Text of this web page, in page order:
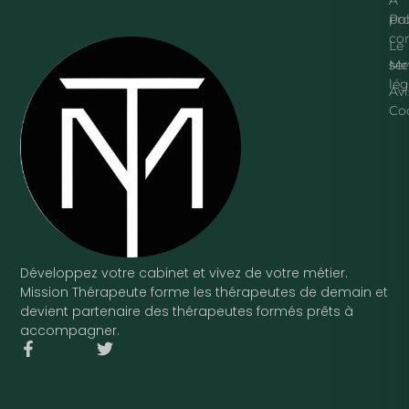
Développez votre cabinet et vivez de votre métier.
Mission Thérapeute forme les thérapeutes de demain et
devient partenaire des thérapeutes formés prêts à
accompagner.
F
T
Le